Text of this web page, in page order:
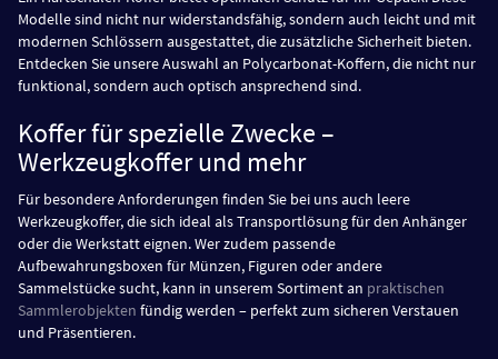
Modelle sind nicht nur widerstandsfähig, sondern auch leicht und mit
modernen Schlössern ausgestattet, die zusätzliche Sicherheit bieten.
Entdecken Sie unsere Auswahl an Polycarbonat-Koffern, die nicht nur
funktional, sondern auch optisch ansprechend sind.
Koffer für spezielle Zwecke –
Werkzeugkoffer und mehr
Für besondere Anforderungen finden Sie bei uns auch leere
Werkzeugkoffer, die sich ideal als Transportlösung für den Anhänger
oder die Werkstatt eignen. Wer zudem passende
Aufbewahrungsboxen für Münzen, Figuren oder andere
Sammelstücke sucht, kann in unserem Sortiment an praktischen
Sammlerobjekten fündig werden – perfekt zum sicheren Verstauen
und Präsentieren.